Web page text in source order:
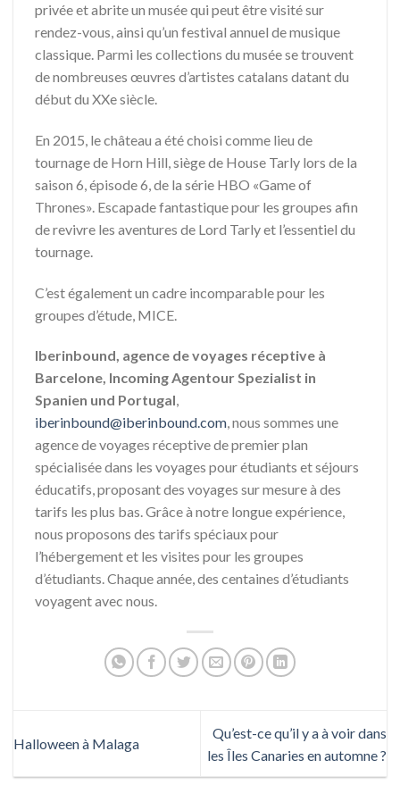
privée et abrite un musée qui peut être visité sur
rendez-vous, ainsi qu’un festival annuel de musique
classique. Parmi les collections du musée se trouvent
de nombreuses œuvres d’artistes catalans datant du
début du XXe siècle.
En 2015, le château a été choisi comme lieu de
tournage de Horn Hill, siège de House Tarly lors de la
saison 6, épisode 6, de la série HBO «Game of
Thrones». Escapade fantastique pour les groupes afin
de revivre les aventures de Lord Tarly et l’essentiel du
tournage.
C’est également un cadre incomparable pour les
groupes d’étude, MICE.
Iberinbound, agence de voyages réceptive à
Barcelone, Incoming Agentour Spezialist in
Spanien und Portugal,
iberinbound@iberinbound.com, nous sommes une
agence de voyages réceptive de premier plan
spécialisée dans les voyages pour étudiants et séjours
éducatifs, proposant des voyages sur mesure à des
tarifs les plus bas. Grâce à notre longue expérience,
nous proposons des tarifs spéciaux pour
l’hébergement et les visites pour les groupes
d’étudiants. Chaque année, des centaines d’étudiants
voyagent avec nous.
Halloween à Malaga
Qu’est-ce qu’il y a à voir dans
les Îles Canaries en automne ?